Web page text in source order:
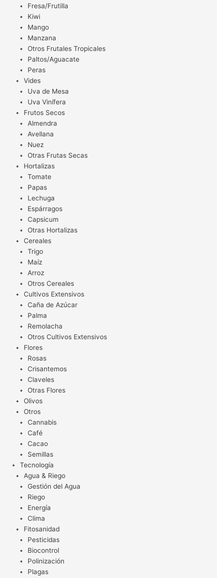
Fresa/Frutilla
Kiwi
Mango
Manzana
Otros Frutales Tropicales
Paltos/Aguacate
Peras
Vides
Uva de Mesa
Uva Vinífera
Frutos Secos
Almendra
Avellana
Nuez
Otras Frutas Secas
Hortalizas
Tomate
Papas
Lechuga
Espárragos
Capsicum
Otras Hortalizas
Cereales
Trigo
Maíz
Arroz
Otros Cereales
Cultivos Extensivos
Caña de Azúcar
Palma
Remolacha
Otros Cultivos Extensivos
Flores
Rosas
Crisantemos
Claveles
Otras Flores
Olivos
Otros
Cannabis
Café
Cacao
Semillas
Tecnología
Agua & Riego
Gestión del Agua
Riego
Energía
Clima
Fitosanidad
Pesticidas
Biocontrol
Polinización
Plagas